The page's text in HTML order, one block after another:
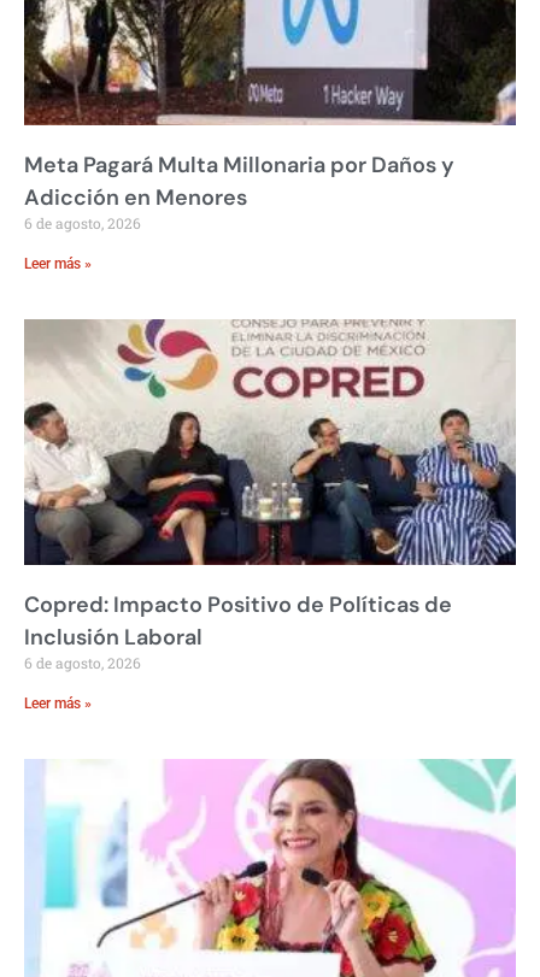
Meta Pagará Multa Millonaria por Daños y
Adicción en Menores
6 de agosto, 2026
Leer más »
Copred: Impacto Positivo de Políticas de
Inclusión Laboral
6 de agosto, 2026
Leer más »